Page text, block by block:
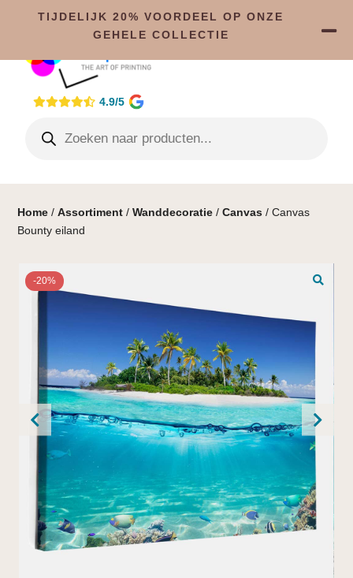
4.9/5
Home /Assortiment /Wanddecoratie /Canvas / Canvas
Bounty eiland
-20%
TIJDELIJK 20% VOORDEEL OP ONZE
GEHELE COLLECTIE